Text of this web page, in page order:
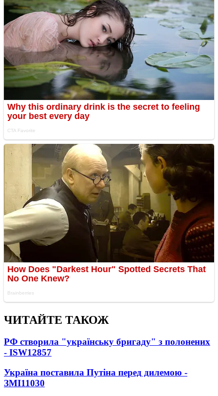
ЧИТАЙТЕ ТАКОЖ
РФ створила "українську бригаду" з полонених
- ISW12857
Україна поставила Путіна перед дилемою -
ЗМІ11030